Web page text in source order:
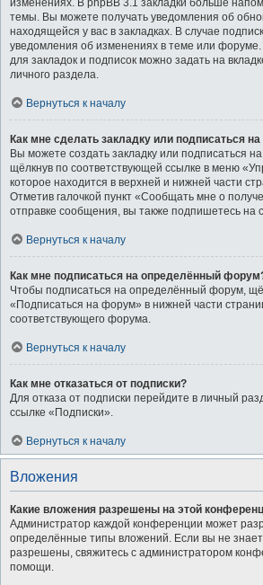
изменениях. В phpBB 3.1 закладки больше
темы. Вы можете получать уведомления об
находящейся у вас в закладках. В случае
уведомления об изменениях в теме или
для закладок и подписок можно задать на
личного раздела.
Вернуться к началу
Как мне сделать закладку или подписаться
Вы можете создать закладку или подписаться
щёлкнув по соответствующей ссылке в меню
которое находится в верхней и нижней части
Отметив галочкой пункт «Сообщать мне о
отправке сообщения, вы также подпишетесь на
Вернуться к началу
Как мне подписаться на определённый
Чтобы подписаться на определённый форум,
«Подписаться на форум» в нижней части
соответствующего форума.
Вернуться к началу
Как мне отказаться от подписки?
Для отказа от подписки перейдите в личный
ссылке «Подписки».
Вернуться к началу
Вложения
Какие вложения разрешены на этой
Администратор каждой конференции может
определённые типы вложений. Если вы не
разрешены, свяжитесь с администратором
помощи.